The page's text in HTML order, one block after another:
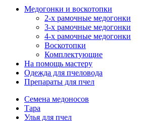
Медогонки и воскотопки
2-х рамочные медогонки
3-х рамочные медогонки
4-х рамочные медогонки
Воскотопки
Комплектующие
На помощь мастеру
Одежда для пчеловода
Препараты для пчел
Семена медоносов
Тара
Улья для пчел